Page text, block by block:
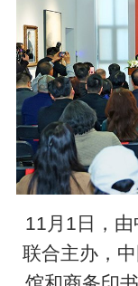
11月1日，
联合主办，